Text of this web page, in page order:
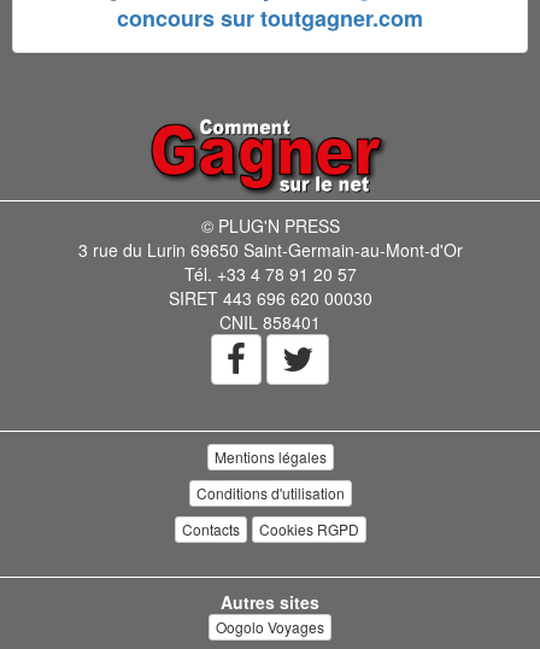
concours sur toutgagner.com
© PLUG'N PRESS
3 rue du Lurin 69650 Saint-Germain-au-Mont-d'Or
Tél. +33 4 78 91 20 57
SIRET 443 696 620 00030
CNIL 858401
Mentions légales
Conditions d'utilisation
Contacts
Cookies RGPD
Autres sites
Oogolo Voyages